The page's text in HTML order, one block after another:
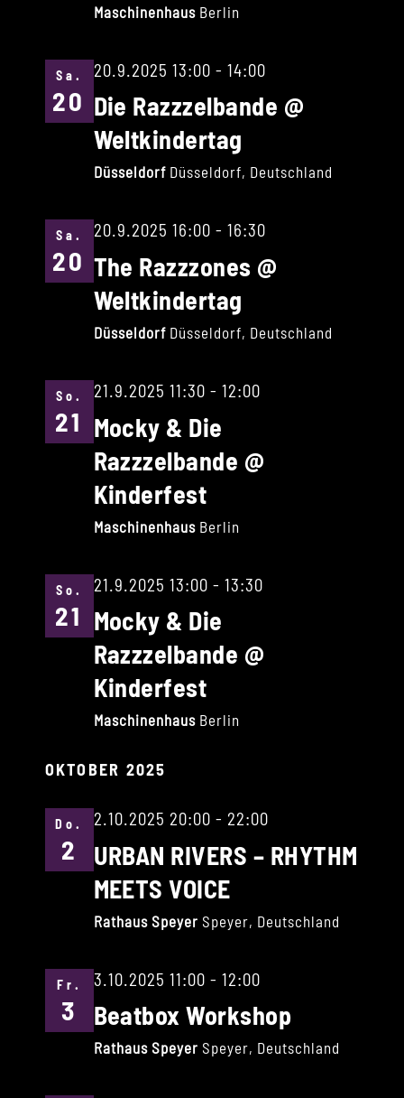
Maschinenhaus Berlin
Sa.
20
20.9.2025 13:00 - 14:00
Die Razzzelbande @
Weltkindertag
Düsseldorf Düsseldorf, Deutschland
Sa.
20
20.9.2025 16:00 - 16:30
The Razzzones @
Weltkindertag
Düsseldorf Düsseldorf, Deutschland
So.
21
21.9.2025 11:30 - 12:00
Mocky & Die
Razzzelbande @
Kinderfest
Maschinenhaus Berlin
So.
21
21.9.2025 13:00 - 13:30
Mocky & Die
Razzzelbande @
Kinderfest
Maschinenhaus Berlin
OKTOBER 2025
Do.
2
2.10.2025 20:00 - 22:00
URBAN RIVERS – RHYTHM
MEETS VOICE
Rathaus Speyer Speyer, Deutschland
Fr.
3
3.10.2025 11:00 - 12:00
Beatbox Workshop
Rathaus Speyer Speyer, Deutschland